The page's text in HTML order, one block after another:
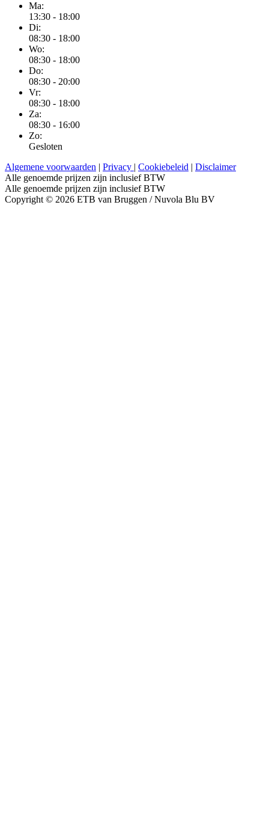
Ma:
13:30 - 18:00
Di:
08:30 - 18:00
Wo:
08:30 - 18:00
Do:
08:30 - 20:00
Vr:
08:30 - 18:00
Za:
08:30 - 16:00
Zo:
Gesloten
Algemene voorwaarden | Privacy | Cookiebeleid | Disclaimer
Alle genoemde prijzen zijn inclusief BTW
Alle genoemde prijzen zijn inclusief BTW
Copyright © 2026 ETB van Bruggen / Nuvola Blu BV